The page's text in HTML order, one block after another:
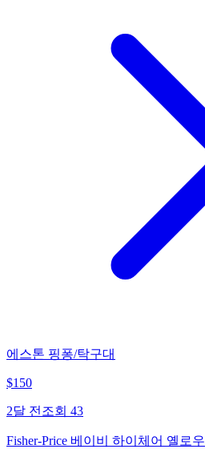
에스톤 핑퐁/탁구대
$150
2달 전 조회 43
Fisher-Price 베이비 하이체어 옐로우